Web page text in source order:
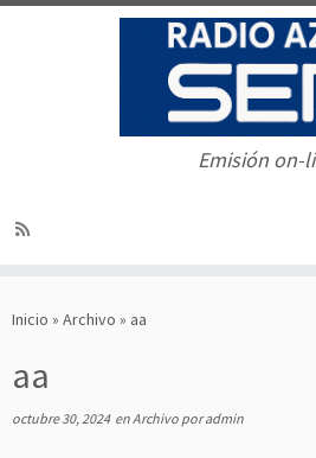
Emisión on-
Inicio » Archivo » aa
aa
octubre 30, 2024enArchivo poradmin